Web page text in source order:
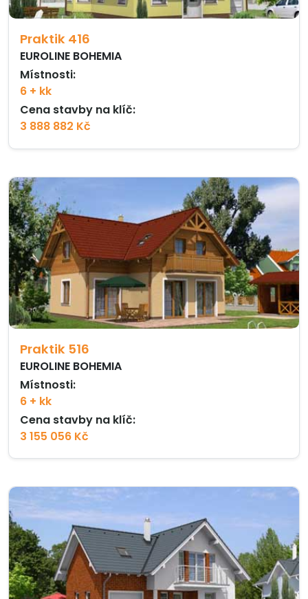
Praktik 416
EUROLINE BOHEMIA
Místnosti:
6 + kk
Cena stavby na klíč:
3 888 882 Kč
Praktik 516
EUROLINE BOHEMIA
Místnosti:
6 + kk
Cena stavby na klíč:
3 155 056 Kč